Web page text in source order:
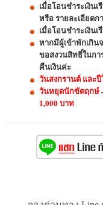
เมื่อโอนชำระเงิน
หรือ รายละเอียดก
เมื่อโอนชำระเงิน
หากมีผู้เข้าพักเกิน
ขอสงวนสิทธิ์ในกา
คืนเงินค่ะ
วันสงกรานต์ และ
วันหยุดนักขัตฤกษ์
1,000 บาท